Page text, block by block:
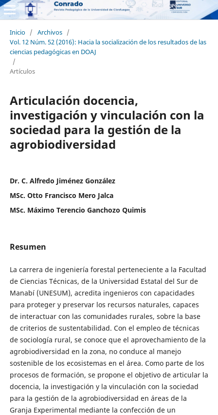
Inicio / Archivos /
Vol. 12 Núm. 52 (2016): Hacia la socialización de los resultados de las
ciencias pedagógicas en DOAJ
/
Artículos
Articulación docencia,
investigación y vinculación con la
sociedad para la gestión de la
agrobiodiversidad
Dr. C. Alfredo Jiménez González
MSc. Otto Francisco Mero Jalca
MSc. Máximo Terencio Ganchozo Quimis
Resumen
La carrera de ingeniería forestal perteneciente a la Facultad
de Ciencias Técnicas, de la Universidad Estatal del Sur de
Manabí (UNESUM), acredita ingenieros con capacidades
para proteger y preservar los recursos naturales, capaces
de interactuar con las comunidades rurales, sobre la base
de criterios de sustentabilidad. Con el empleo de técnicas
de sociología rural, se conoce que el aprovechamiento de la
agrobiodiversidad en la zona, no conduce al manejo
sostenible de los ecosistemas en el área. Como parte de los
procesos de formación, se propone el objetivo de articular la
docencia, la investigación y la vinculación con la sociedad
para la gestión de la agrobiodiversidad en áreas de la
Granja Experimental mediante la confección de un